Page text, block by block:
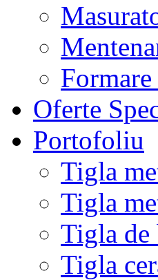
Oferte
Portofoliu
Tigla
Tigla
Tigla de
Tigla